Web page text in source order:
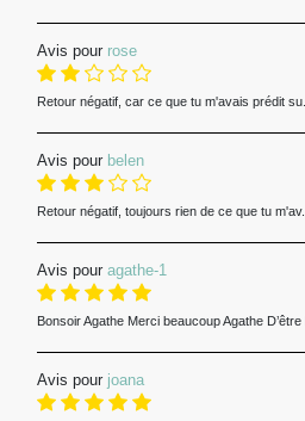
Avis pour rose
Retour négatif, car ce que tu m'avais prédit su...
Avis pour belen
Retour négatif, toujours rien de ce que tu m'av...
Avis pour agathe-1
Bonsoir Agathe Merci beaucoup Agathe D’être
Avis pour joana